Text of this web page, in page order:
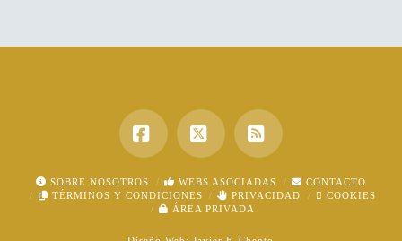
Facebook
X RSS
SOBRE NOSOTROS WEBS ASOCIADAS
CONTACTO
TÉRMINOS Y CONDICIONES
PRIVACIDAD
COOKIES
ÁREA PRIVADA